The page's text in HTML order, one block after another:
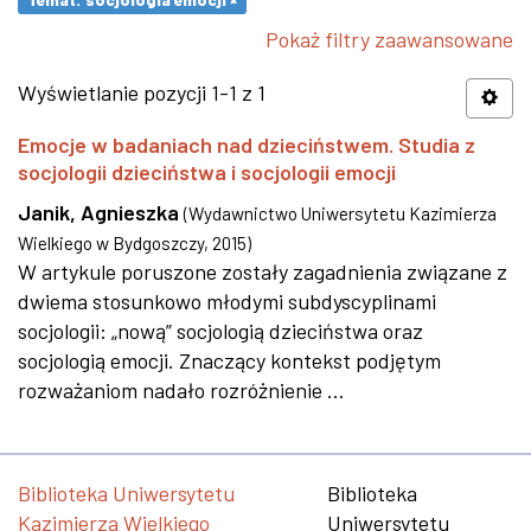
Pokaż filtry zaawansowane
Wyświetlanie pozycji 1-1 z 1
Emocje w badaniach nad dzieciństwem. Studia z
socjologii dzieciństwa i socjologii emocji
Janik, Agnieszka (Wydawnictwo Uniwersytetu Kazimierza
Wielkiego w Bydgoszczy, 2015)
W artykule poruszone zostały zagadnienia związane z
dwiema stosunkowo młodymi subdyscyplinami
socjologii: „nową” socjologią dzieciństwa oraz
socjologią emocji. Znaczący kontekst podjętym
rozważaniom nadało rozróżnienie ...
Biblioteka Uniwersytetu
Kazimierza Wielkiego
Biblioteka
Uniwersytetu